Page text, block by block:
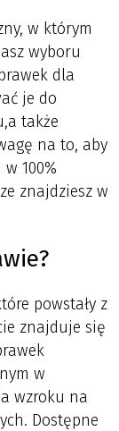
w którym
wyboru
dla
je do
także
na to, aby
100%
znajdziesz w
powstały z
znajduje się
w
wzroku na
Dostępne